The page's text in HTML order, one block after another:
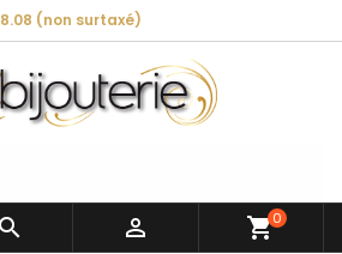
(non surtaxé)
  shopping_cart0